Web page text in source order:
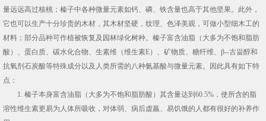
量远远高过核桃；榛子中各种微量元素如钙、磷、铁含量也高于其他坚果。此外，
它也可以生产十分珍贵的木材，其木材坚硬，纹理、色泽美观，可做小型细木工的
材料；部分品种可作植被恢复及园林绿化树种。榛子富含油脂（大多为不饱和脂肪
酸）、蛋白质、碳水化合物、生素维（维生素E）、矿物质、糖纤维、β--古甾醇和
抗氧剂石炭酸等特殊成分以及人类所需的八种氨基酸与微量元素。因此具有如下特
点：
1. 榛子本身富含油脂（大多为不饱和脂肪酸）其含量达到60.5%，使所含的脂
溶性维生素更易为人体所吸收，对体弱、病后虚羸、易饥饿的人都有很好的补养作